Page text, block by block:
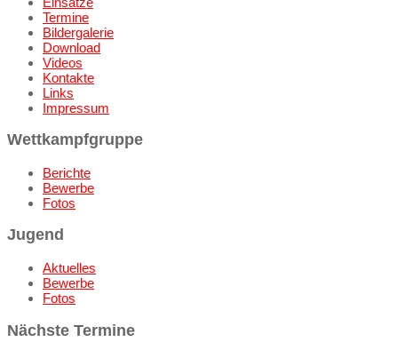
Termine
Bildergalerie
Download
Videos
Kontakte
Links
Impressum
Wettkampfgruppe
Berichte
Bewerbe
Fotos
Jugend
Aktuelles
Bewerbe
Fotos
Nächste Termine